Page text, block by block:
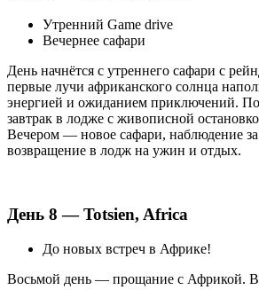
Утренний Game drive
Вечернее сафари
День начнётся с утреннего сафари с
первые лучи африканского солнца
энергией и ожиданием приключений.
завтрак в лодже с живописной
Вечером — новое сафари, наблюдение
возвращение в лодж на ужин и отдых.
День 8 — Totsien, Africa
До новых встреч в Африке!
Восьмой день — прощание с Африкой.